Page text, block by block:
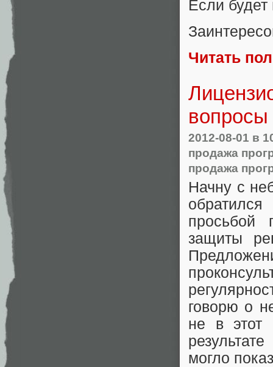
Если будет
Читать
вопросы
2012-08-01 в
продажа
продажа
Начну с
просьбой
защиты
говорю о
не в этот
могло